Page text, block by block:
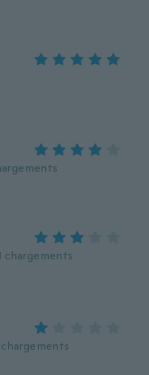
chargements
chargements